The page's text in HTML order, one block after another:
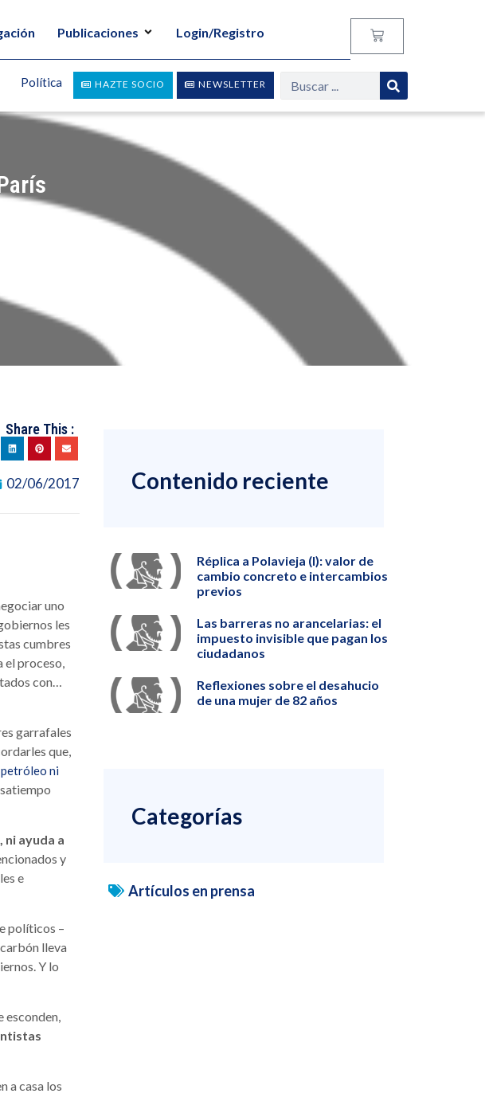
Publicaciones Login/Registro
NEWSLETTER
HAZTE SOCIO
Política
Share This :
02/06/2017
uno
les
cumbres
el proceso,
con…
garrafales
que,
ni
ni ayuda a
y
e
políticos –
lleva
Y lo
esconden,
a casa los
Contenido reciente
Réplica a Polavieja (I): valor de
cambio concreto e intercambios
previos
Las barreras no arancelarias: el
impuesto invisible que pagan los
ciudadanos
Reflexiones sobre el desahucio
de una mujer de 82 años
Categorías
Artículos en prensa